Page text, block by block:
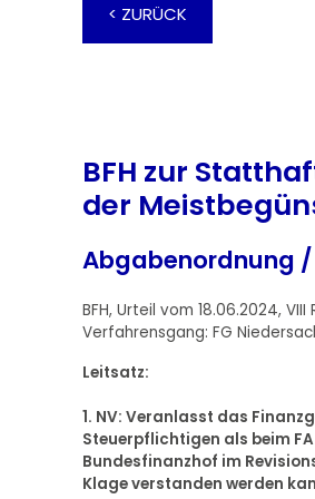
< ZURÜCK
BFH zur
der
Abgabenordnung
BFH, Urteil vom 18.06.2024, VIII
Verfahrensgang: FG
Leitsatz:
1. NV: Veranlasst das
Steuerpflichtigen als beim
Bundesfinanzhof im
Klage verstanden werden